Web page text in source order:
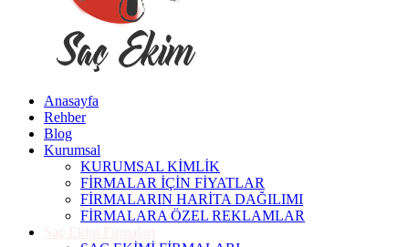
Anasayfa
Rehber
Blog
Kurumsal
KURUMSAL KİMLİK
FİRMALAR İÇİN FİYATLAR
FİRMALARIN HARİTA DAĞILIMI
FİRMALARA ÖZEL REKLAMLAR